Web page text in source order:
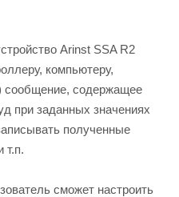
Arinst SSA R2
компьютеру,
сообщение, содержащее
при заданных значениях
полученные
т.п.
сможет настроить